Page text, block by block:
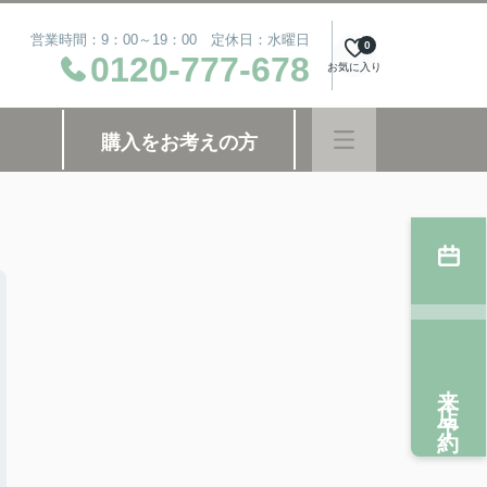
営業時間：9：00～19：00 定休日：水曜日
0120-777-678 お気に入り
0
購入をお考えの方
来店予約